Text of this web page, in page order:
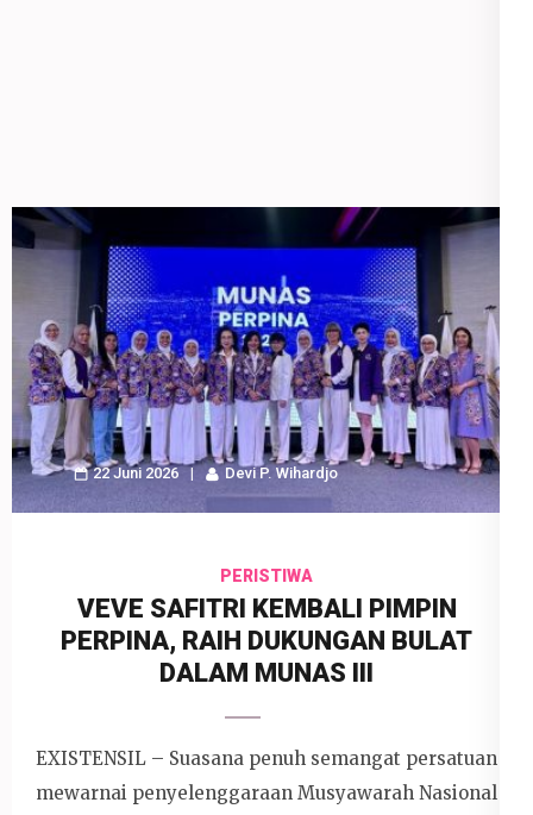
22 Juni 2026 Devi P. Wihardjo
PERISTIWA
VEVE SAFITRI KEMBALI PIMPIN
PERPINA, RAIH DUKUNGAN BULAT
DALAM MUNAS III
EXISTENSIL – Suasana penuh semangat persatuan
mewarnai penyelenggaraan Musyawarah Nasional